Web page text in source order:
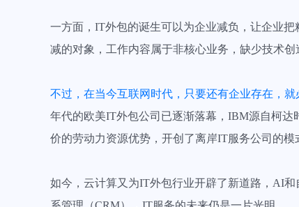
一方面，IT外包的诞生可以为企业减负，让企业
减的对象，工作内容属于非核心业务，缺少技术
不过，在当今互联网时代，只要还有企业存在，就
年代的欧美IT外包公司已逐渐落幕，IBM源自柯
价的劳动力资源优势，开创了离岸IT服务公司的模
如今，云计算又为IT外包行业开辟了新道路，AI